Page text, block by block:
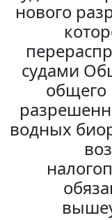
нового
судами
общего
водных